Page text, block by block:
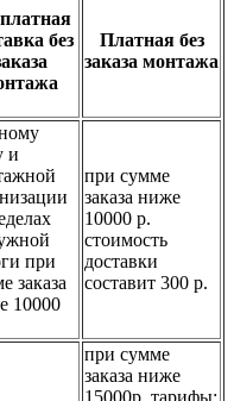
без
Платная без
заказа монтажа
и
при
заказа
10000
при сумме
заказа ниже
10000 р.
стоимость
доставки
составит 300 р.
при сумме
заказа ниже
15000р. тарифы: